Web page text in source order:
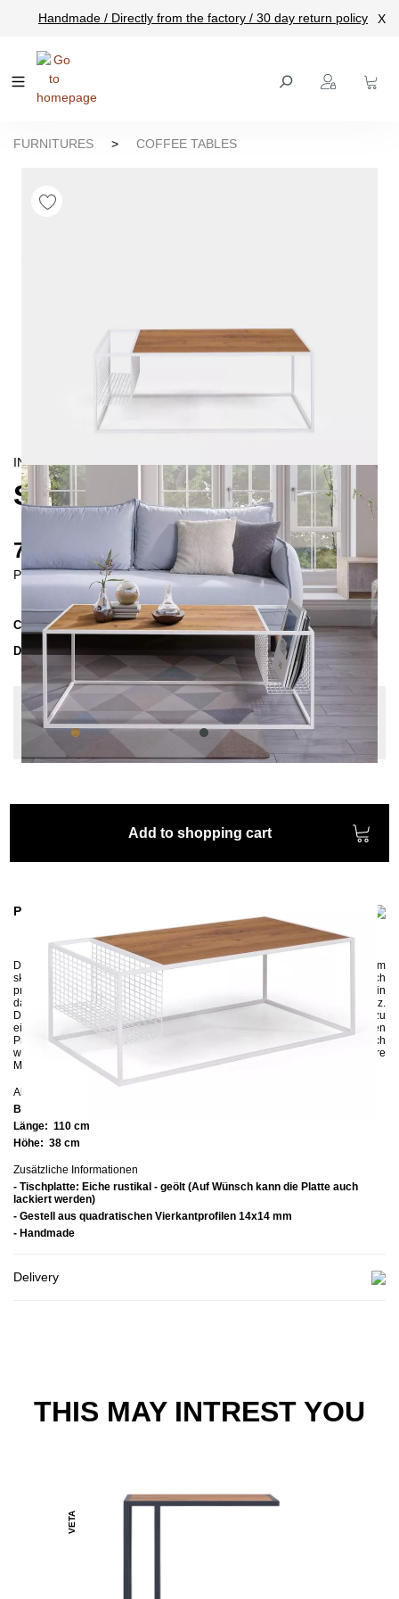
content
Handmade / Directly from the factory / 30 day return policy X
FURNITURES > COFFEE TABLES
INDUSTRIAL/CONTEMPORAIN
SPEL COFFEE TABLE
720 €
Prices incl. VAT
Collection
SPEL
Delivery Time
| del. 31. Aug - 7. Sep
Change configuration
Wood:
Oak nature, Color: Anthrazit
Add to shopping cart
Product information
Der Couchtisch SPEL aus der
Kollektion SKOG, die in einem
skandinavischen Stil designt wurde, ist nicht nur sehr qualitativ sondern auch
praktisch. Die wunderschöne dünne Tischplatte aus Eiche rustikal wird in
das Metallgestell präzise eingesunken und bietet sehr viel Platz.
Die einzigartigen Maserungen der Rustikaleiche machen jedes Stück zu
einem Unikat. Das geradlinige und schlichte Metallgestell aus quadratischen
Profilen bewirkt, dass der schwere Couchtisch sehr leicht und harmonisch
wirkt. Der eingebaute Zeitungskorb bietet viel Stauraum für alle Ihre
Magazine und Zeitungen.
Abmessungen
Breite:
Länge: 110 cm
Höhe: 38 cm
Zusätzliche Informationen
- Tischplatte: Eiche rustikal - geölt (Auf Wünsch kann die Platte auch
lackiert werden)
- Gestell aus quadratischen Vierkantprofilen 14x14 mm
- Handmade
Delivery
THIS MAY INTREST YOU
VETA